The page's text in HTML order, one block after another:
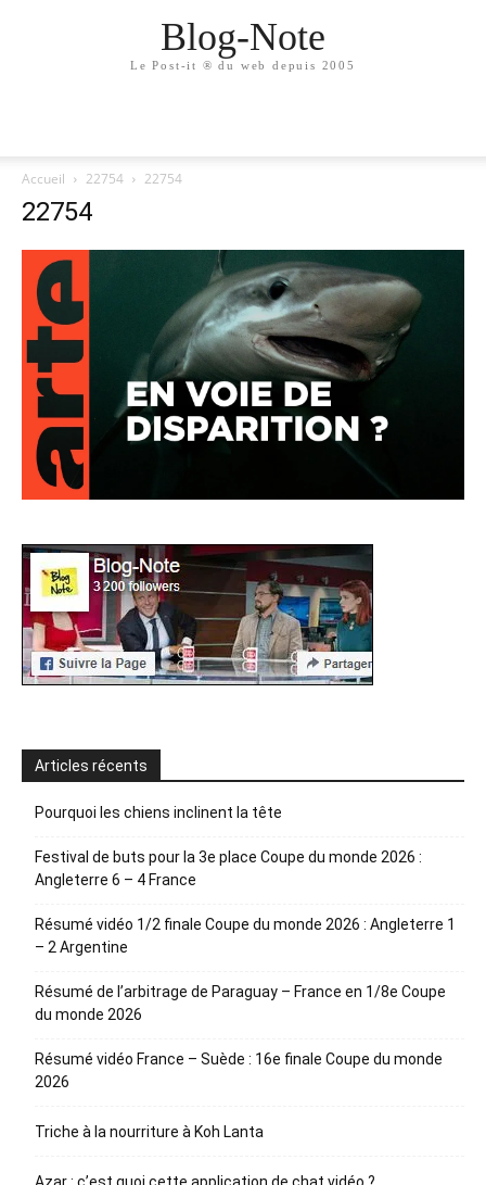
Blog-Note
Le Post-it ® du web depuis 2005
Accueil 22754 22754
22754
Articles récents
Pourquoi les chiens inclinent la tête
Festival de buts pour la 3e place Coupe du monde 2026 :
Angleterre 6 – 4 France
Résumé vidéo 1/2 finale Coupe du monde 2026 : Angleterre 1
– 2 Argentine
Résumé de l’arbitrage de Paraguay – France en 1/8e Coupe
du monde 2026
Résumé vidéo France – Suède : 16e finale Coupe du monde
2026
Triche à la nourriture à Koh Lanta
Azar : c’est quoi cette application de chat vidéo ?